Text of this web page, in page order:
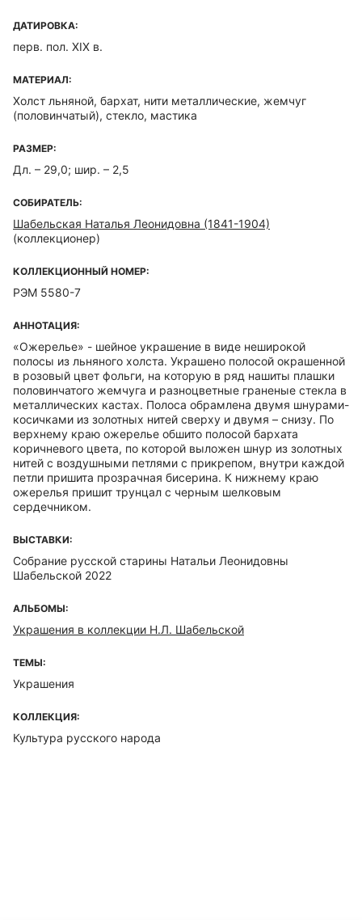
ДАТИРОВКА:
перв. пол. XIX в.
МАТЕРИАЛ:
Холст льняной, бархат, нити металлические, жемчуг
(половинчатый), стекло, мастика
РАЗМЕР:
Дл. – 29,0; шир. – 2,5
СОБИРАТЕЛЬ:
Шабельская Наталья Леонидовна (1841-1904)
(коллекционер)
КОЛЛЕКЦИОННЫЙ НОМЕР:
РЭМ 5580-7
АННОТАЦИЯ:
«Ожерелье» - шейное украшение в виде неширокой
полосы из льняного холста. Украшено полосой окрашенной
в розовый цвет фольги, на которую в ряд нашиты плашки
половинчатого жемчуга и разноцветные граненые стекла в
металлических кастах. Полоса обрамлена двумя шнурами-
косичками из золотных нитей сверху и двумя – снизу. По
верхнему краю ожерелье обшито полосой бархата
коричневого цвета, по которой выложен шнур из золотных
нитей с воздушными петлями с прикрепом, внутри каждой
петли пришита прозрачная бисерина. К нижнему краю
ожерелья пришит трунцал с черным шелковым
сердечником.
ВЫСТАВКИ:
Собрание русской старины Натальи Леонидовны
Шабельской 2022
АЛЬБОМЫ:
Украшения в коллекции Н.Л. Шабельской
ТЕМЫ:
Украшения
КОЛЛЕКЦИЯ:
Культура русского народа